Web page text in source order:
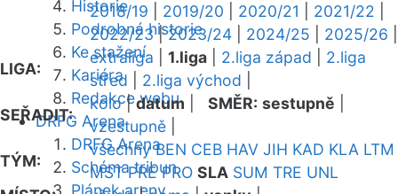
Historie
Podrobná historie
Ke stažení
Kariéra
Redakce webu
DRFG Arena
DRFG Arena
Schéma tribun
Plánek areny
2018/19
2019/20 2020/21 2021/22
2022/23|2023/24 2024/25 2025/26
LIGA:
extraliga 1.liga 2.liga západ
2.liga
střed
2.liga východ
SEŘADIT:
kolo|datum SMĚR: sestupně
vzestupně
TÝM:
všechny BEN CEB HAV JIH KAD KLA LTM
MST PRE PRO SLA SUM TRE UNL